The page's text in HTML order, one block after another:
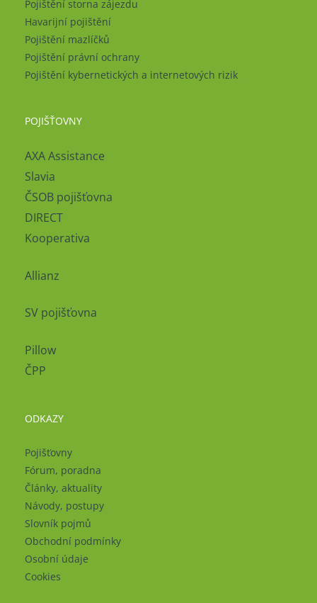
Pojištění storna zájezdu
Havarijní pojištění
Pojištění mazlíčků
Pojištění právní ochrany
Pojištění kybernetických a internetových rizik
POJIŠŤOVNY
AXA Assistance
Slavia
ČSOB pojišťovna
DIRECT
Kooperativa
Allianz
SV pojišťovna
Pillow
ČPP
ODKAZY
Pojišťovny
Fórum, poradna
Články, aktuality
Návody, postupy
Slovník pojmů
Obchodní podmínky
Osobní údaje
Cookies